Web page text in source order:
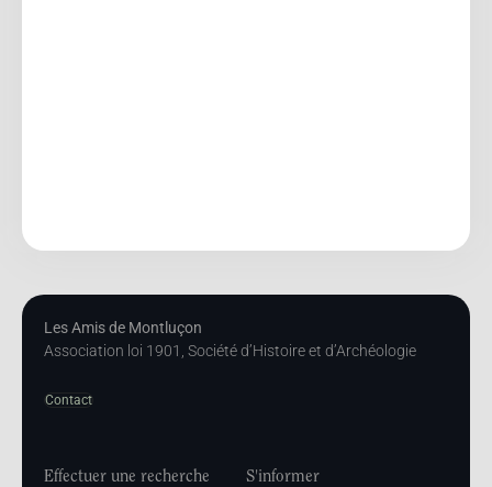
Les Amis de Montluçon
Association loi 1901, Société d’Histoire et d’Archéologie
Contact
Effectuer une recherche S'informer